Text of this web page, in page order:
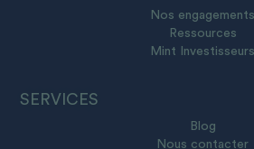
Nos engagements
Ressources
Mint Investisseurs
SERVICES
Blog
Nous contacter